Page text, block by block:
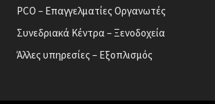
PCO – Επαγγελματίες Οργανωτές
Συνεδριακά Κέντρα – Ξενοδοχεία
Άλλες υπηρεσίες – Εξοπλισμός